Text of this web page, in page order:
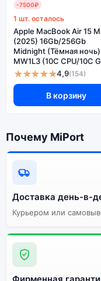
-7500₽
1 шт. осталось
Apple MacBook Air 15
(2025) 16Gb/256Gb
Midnight (Тёмная ночь)
MW1L3 (10C CPU/10C
★★★★★4,9(154)
В корзину
Почему MiPort
Доставка день-в-
Курьером или